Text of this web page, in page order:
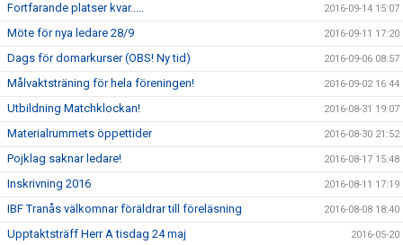
Fortfarande platser kvar..... 2016-09-14 15:07
Möte för nya ledare 28/9 2016-09-11 17:20
Dags för domarkurser (OBS! Ny tid) 2016-09-06 08:57
Målvaktsträning för hela föreningen! 2016-09-02 16:44
Utbildning Matchklockan! 2016-08-31 19:07
Materialrummets öppettider 2016-08-30 21:52
Pojklag saknar ledare! 2016-08-17 15:48
Inskrivning 2016 2016-08-11 17:19
IBF Tranås välkomnar föräldrar till föreläsning 2016-08-08 18:40
Upptaktsträff Herr A tisdag 24 maj 2016-05-20